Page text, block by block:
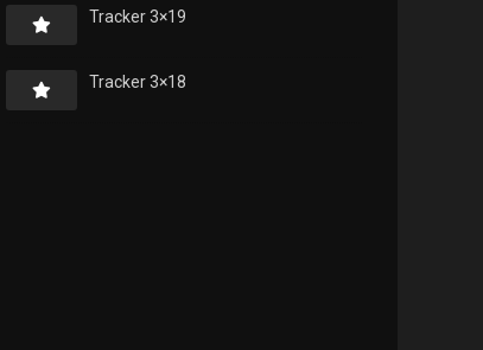
Tracker 3×19
Tracker 3×18